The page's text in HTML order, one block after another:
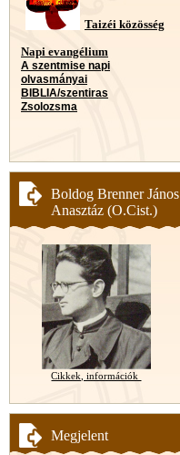
Taizéi közösség
Napi evangélium
A szentmise napi
olvasmányai
BIBLIA/szentiras
Zsolozsma
Boldog Brenner János
Anasztáz (O.Cist.)
Cikkek, információk
Megjelent